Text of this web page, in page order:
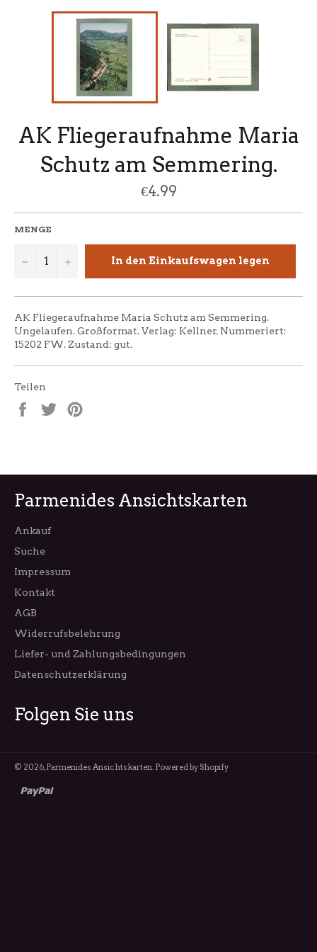
AK Fliegeraufnahme Maria
Schutz am Semmering.
Normaler
Preis
€4.99
MENGE
− + In den Einkaufswagen legen
AK Fliegeraufnahme Maria Schutz am Semmering.
Ungelaufen. Großformat. Verlag: Kellner. Nummeriert:
15202 FW. Zustand: gut.
Teilen
Auf
Facebook
Auf
Twitter
Parmenides Ansichtskarten
Ankauf
Suche
Impressum
Kontakt
AGB
Widerrufsbelehrung
Liefer- und Zahlungsbedingungen
Datenschutzerklärung
Folgen Sie uns
© 2026,Parmenides Ansichtskarten. Powered by Shopify